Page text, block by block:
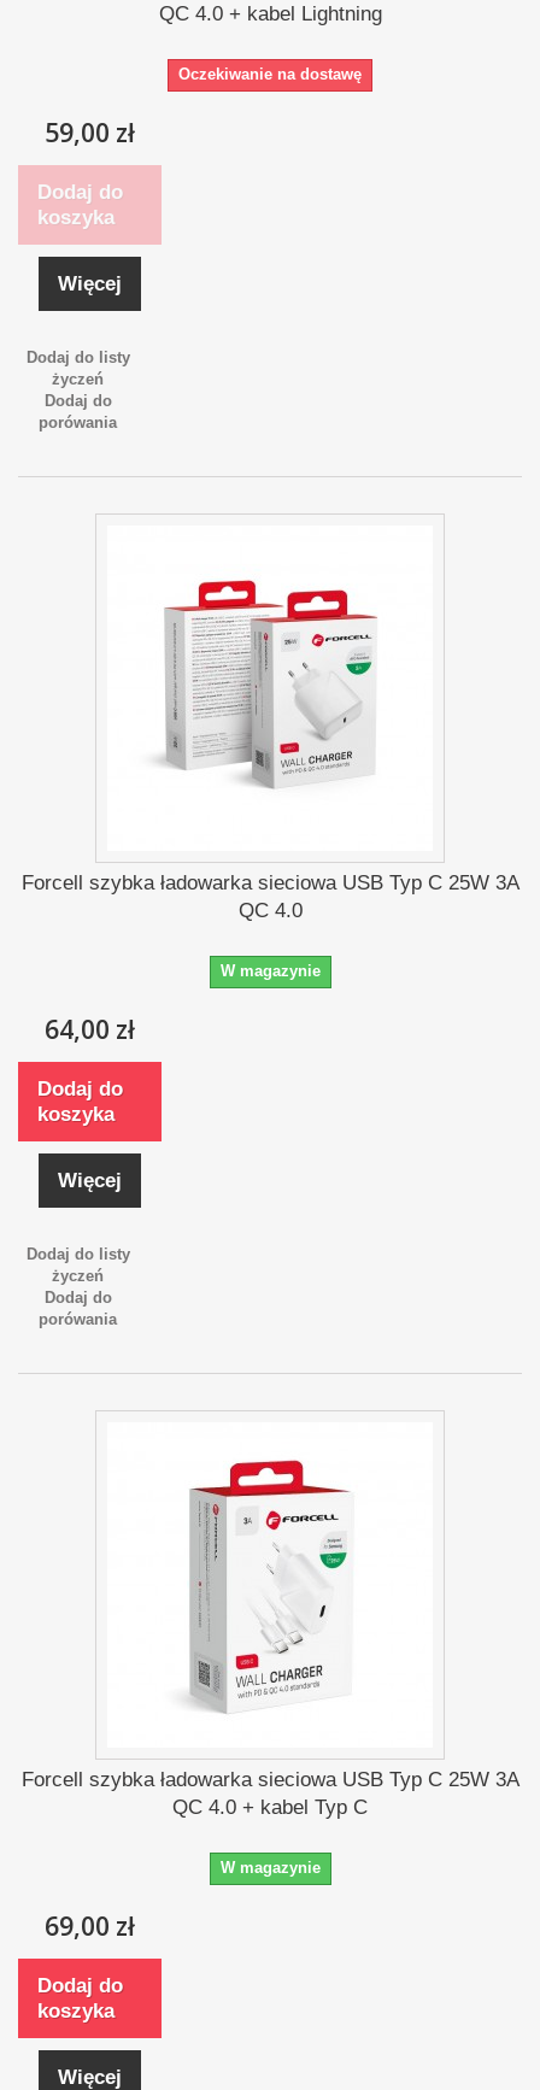
QC 4.0 + kabel Lightning
Oczekiwanie na dostawę
59,00 zł
Dodaj do
koszyka
Więcej
Dodaj do listy
życzeń
Dodaj do
porówania
Forcell szybka ładowarka sieciowa USB Typ C 25W 3A
QC 4.0
W magazynie
64,00 zł
Dodaj do
koszyka
Więcej
Dodaj do listy
życzeń
Dodaj do
porówania
Forcell szybka ładowarka sieciowa USB Typ C 25W 3A
QC 4.0 + kabel Typ C
W magazynie
69,00 zł
Dodaj do
koszyka
Więcej